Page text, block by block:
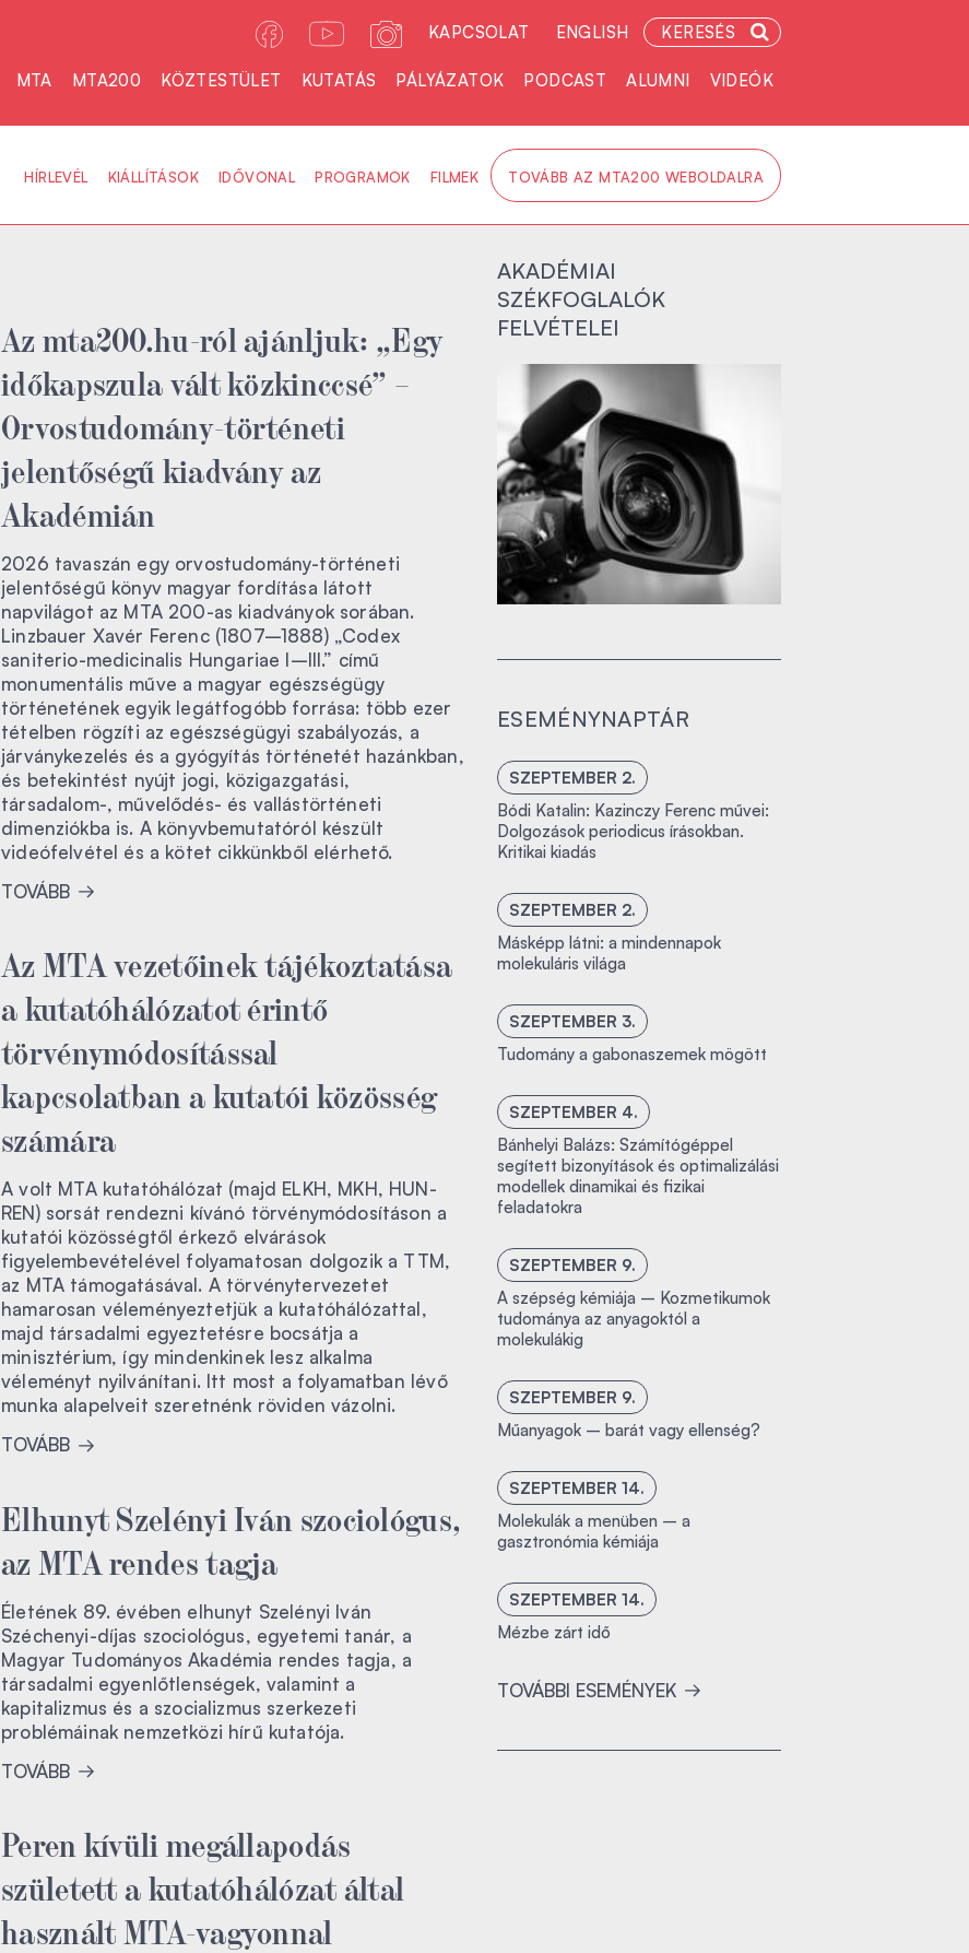
KAPCSOLAT ENGLISH KERESÉS
MTA MTA200 KÖZTESTÜLET KUTATÁS PÁLYÁZATOK PODCAST ALUMNI VIDEÓK
HÍRLEVÉL KIÁLLÍTÁSOK IDŐVONAL PROGRAMOK FILMEK TOVÁBB AZ MTA200 WEBOLDALRA
Az mta200.hu-ról ajánljuk: „Egy
időkapszula vált közkinccsé” –
Orvostudomány-történeti
jelentőségű kiadvány az
Akadémián
2026 tavaszán egy orvostudomány-történeti
jelentőségű könyv magyar fordítása látott
napvilágot az MTA 200-as kiadványok sorában.
Linzbauer Xavér Ferenc (1807–1888) „Codex
saniterio-medicinalis Hungariae I–III.” című
monumentális műve a magyar egészségügy
történetének egyik legátfogóbb forrása: több ezer
tételben rögzíti az egészségügyi szabályozás, a
járványkezelés és a gyógyítás történetét hazánkban,
és betekintést nyújt jogi, közigazgatási,
társadalom-, művelődés- és vallástörténeti
dimenziókba is. A könyvbemutatóról készült
videófelvétel és a kötet cikkünkből elérhető.
TOVÁBB
Az MTA vezetőinek tájékoztatása
a kutatóhálózatot érintő
törvénymódosítással
kapcsolatban a kutatói közösség
számára
A volt MTA kutatóhálózat (majd ELKH, MKH, HUN-
REN) sorsát rendezni kívánó törvénymódosításon a
kutatói közösségtől érkező elvárások
figyelembevételével folyamatosan dolgozik a TTM,
az MTA támogatásával. A törvénytervezetet
hamarosan véleményeztetjük a kutatóhálózattal,
majd társadalmi egyeztetésre bocsátja a
minisztérium, így mindenkinek lesz alkalma
véleményt nyilvánítani. Itt most a folyamatban lévő
munka alapelveit szeretnénk röviden vázolni.
TOVÁBB
Elhunyt Szelényi Iván szociológus,
az MTA rendes tagja
Életének 89. évében elhunyt Szelényi Iván
Széchenyi-díjas szociológus, egyetemi tanár, a
Magyar Tudományos Akadémia rendes tagja, a
társadalmi egyenlőtlenségek, valamint a
kapitalizmus és a szocializmus szerkezeti
problémáinak nemzetközi hírű kutatója.
TOVÁBB
Peren kívüli megállapodás
született a kutatóhálózat által
használt MTA-vagyonnal
AKADÉMIAI
SZÉKFOGLALÓK
FELVÉTELEI
ESEMÉNYNAPTÁR
SZEPTEMBER 2.
Bódi Katalin: Kazinczy Ferenc művei:
Dolgozások periodicus írásokban.
Kritikai kiadás
SZEPTEMBER 2.
Másképp látni: a mindennapok
molekuláris világa
SZEPTEMBER 3.
Tudomány a gabonaszemek mögött
SZEPTEMBER 4.
Bánhelyi Balázs: Számítógéppel
segített bizonyítások és optimalizálási
modellek dinamikai és fizikai
feladatokra
SZEPTEMBER 9.
A szépség kémiája – Kozmetikumok
tudománya az anyagoktól a
molekulákig
SZEPTEMBER 9.
Műanyagok – barát vagy ellenség?
SZEPTEMBER 14.
Molekulák a menüben – a
gasztronómia kémiája
SZEPTEMBER 14.
Mézbe zárt idő
TOVÁBBI ESEMÉNYEK